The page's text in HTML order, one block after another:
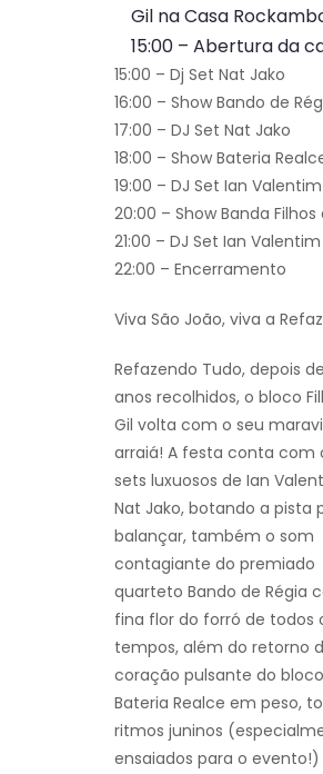
Gil na Casa
15:00 – Abertura da
15:00 – Dj Set Nat Jako
16:00 – Show Bando de
17:00 – DJ Set Nat Jako
18:00 – Show Bateria
19:00 – DJ Set Ian Valentim
20:00 – Show Banda Filhos
21:00 – DJ Set Ian Valentim
22:00 – Encerramento
Viva São João, viva a
Refazendo Tudo, depois
anos recolhidos, o bloco
Gil volta com o seu
arraiá! A festa conta com
sets luxuosos de Ian
Nat Jako, botando a pista
balançar, também o som
contagiante do premiado
quarteto Bando de Régia
fina flor do forró de todos
tempos, além do retorno
coração pulsante do
Bateria Realce em peso,
ritmos juninos
ensaiados para o evento!)